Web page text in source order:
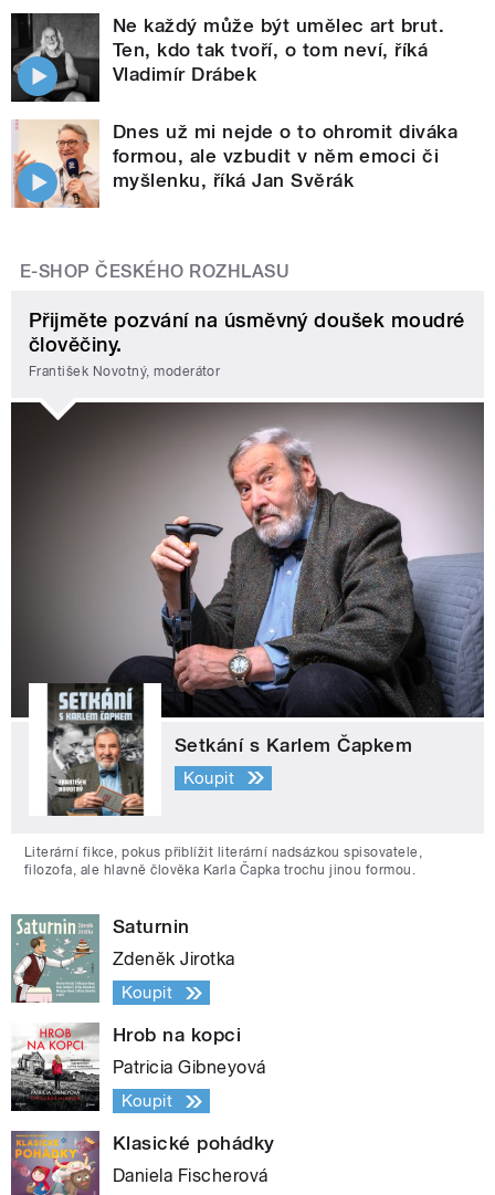
Ne každý může být umělec art brut.
Ten, kdo tak tvoří, o tom neví, říká
Vladimír Drábek
Dnes už mi nejde o to ohromit diváka
formou, ale vzbudit v něm emoci či
myšlenku, říká Jan Svěrák
E-SHOP ČESKÉHO ROZHLASU
Přijměte pozvání na úsměvný doušek moudré
člověčiny.
František Novotný, moderátor
Setkání s Karlem Čapkem
Koupit
Literární fikce, pokus přiblížit literární nadsázkou spisovatele,
filozofa, ale hlavně člověka Karla Čapka trochu jinou formou.
Saturnin
Zdeněk Jirotka
Koupit
Hrob na kopci
Patricia Gibneyová
Koupit
Klasické pohádky
Daniela Fischerová